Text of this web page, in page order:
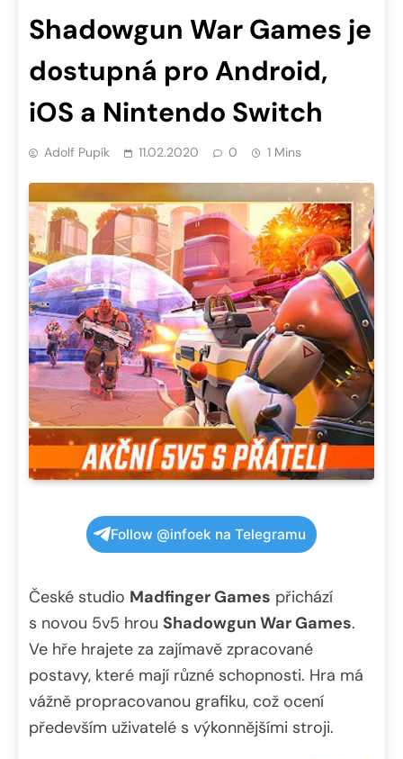
Shadowgun War Games je
dostupná pro Android,
iOS a Nintendo Switch
Adolf Pupík 11.02.2020 0 1 Mins
Follow @infoek na Telegramu
České studio Madfinger Games přichází
s novou 5v5 hrou Shadowgun War Games.
Ve hře hrajete za zajímavě zpracované
postavy, které mají různé schopnosti. Hra má
vážně propracovanou grafiku, což ocení
především uživatelé s výkonnějšími stroji.